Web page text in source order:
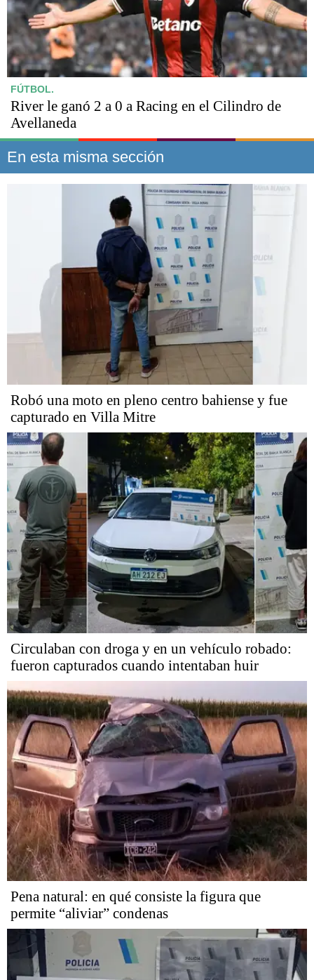
FÚTBOL.
River le ganó 2 a 0 a Racing en el Cilindro de
Avellaneda
En esta misma sección
Robó una moto en pleno centro bahiense y fue
capturado en Villa Mitre
Circulaban con droga y en un vehículo robado:
fueron capturados cuando intentaban huir
Pena natural: en qué consiste la figura que
permite “aliviar” condenas